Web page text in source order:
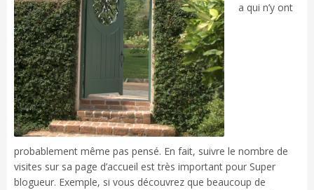
a qui n’y ont
probablement même pas pensé. En fait, suivre le nombre de
visites sur sa page d’accueil est très important pour Super
blogueur. Exemple, si vous découvrez que beaucoup de